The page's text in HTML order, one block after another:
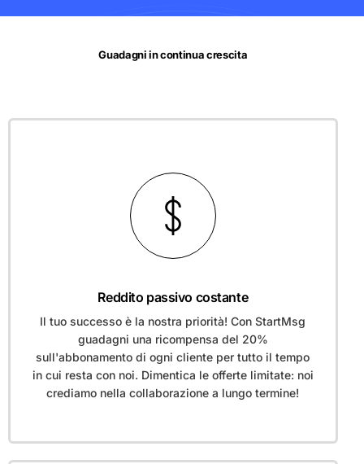
Guadagni in continua crescita
Reddito passivo costante
Il tuo successo è la nostra priorità! Con StartMsg
guadagni una ricompensa del 20%
sull'abbonamento di ogni cliente per tutto il tempo
in cui resta con noi. Dimentica le offerte limitate: noi
crediamo nella collaborazione a lungo termine!